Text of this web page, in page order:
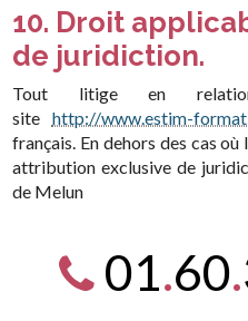
10. Droit
de juridiction.
Tout litige en
site http://www.estim-
français. En dehors des cas
attribution exclusive de
de Melun
01.60.